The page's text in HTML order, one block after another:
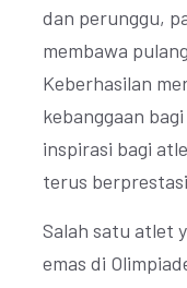
dan perunggu,
membawa
Keberhasilan
kebanggaan
inspirasi bagi
terus
Salah satu atlet
emas di